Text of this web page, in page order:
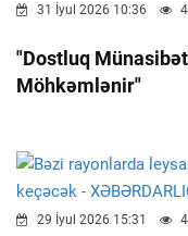
31 İyul 2026 10:36
"Dostluq
Möhkəmlənir"
29 İyul 2026 15:31